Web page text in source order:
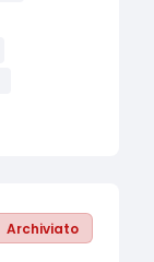
Archiviato